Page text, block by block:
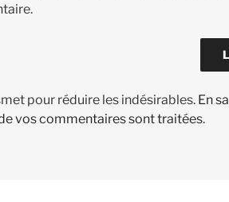
pour réduire les indésirables. En
vos commentaires sont traitées.